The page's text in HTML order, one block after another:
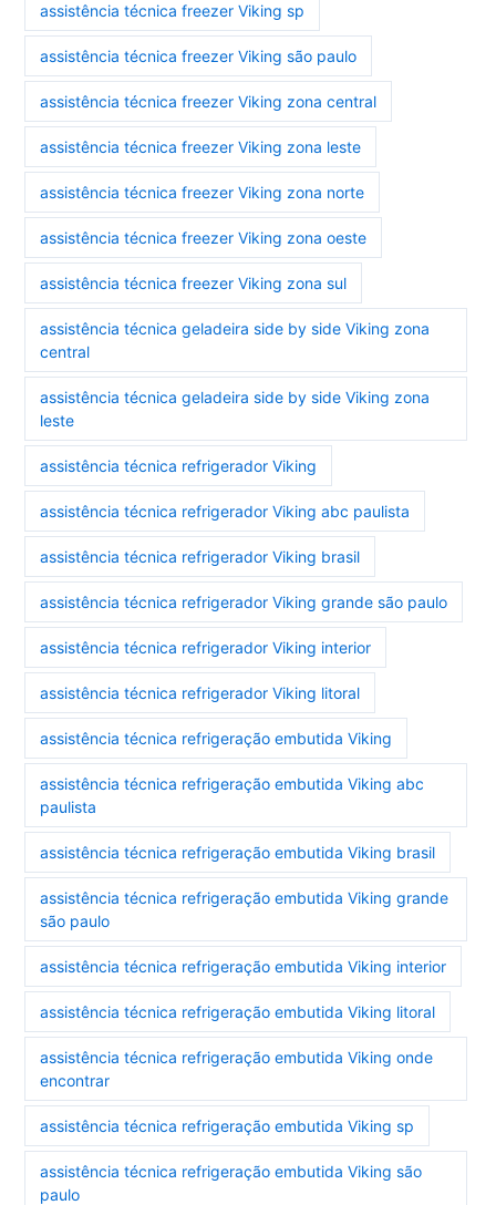
assistência técnica freezer Viking sp
assistência técnica freezer Viking são paulo
assistência técnica freezer Viking zona central
assistência técnica freezer Viking zona leste
assistência técnica freezer Viking zona norte
assistência técnica freezer Viking zona oeste
assistência técnica freezer Viking zona sul
assistência técnica geladeira side by side Viking zona
central
assistência técnica geladeira side by side Viking zona
leste
assistência técnica refrigerador Viking
assistência técnica refrigerador Viking abc paulista
assistência técnica refrigerador Viking brasil
assistência técnica refrigerador Viking grande são paulo
assistência técnica refrigerador Viking interior
assistência técnica refrigerador Viking litoral
assistência técnica refrigeração embutida Viking
assistência técnica refrigeração embutida Viking abc
paulista
assistência técnica refrigeração embutida Viking brasil
assistência técnica refrigeração embutida Viking grande
são paulo
assistência técnica refrigeração embutida Viking interior
assistência técnica refrigeração embutida Viking litoral
assistência técnica refrigeração embutida Viking onde
encontrar
assistência técnica refrigeração embutida Viking sp
assistência técnica refrigeração embutida Viking são
paulo